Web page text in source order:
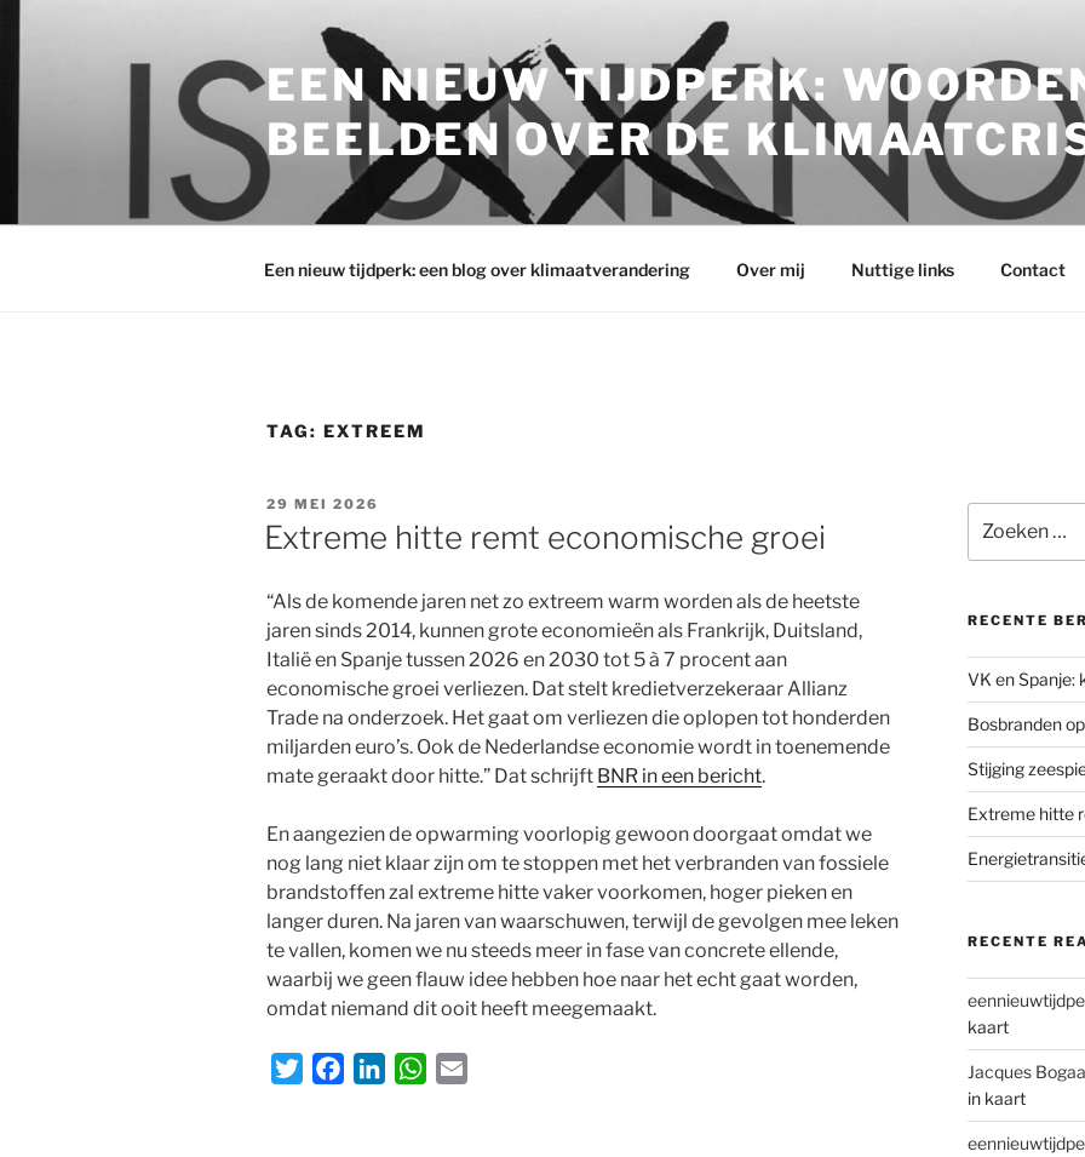
EEN NIEUW TIJDPERK:
BEELDEN OVER DE
Een nieuw tijdperk: een blog over klimaatverandering Over mij Nuttige links Contact
TAG: EXTREEM
GEPLAATST
OP
29 MEI 2026
Extreme hitte remt economische groei
“Als de komende jaren net zo extreem warm worden als de heetste
jaren sinds 2014, kunnen grote economieën als Frankrijk, Duitsland,
Italië en Spanje tussen 2026 en 2030 tot 5 à 7 procent aan
economische groei verliezen. Dat stelt kredietverzekeraar Allianz
Trade na onderzoek. Het gaat om verliezen die oplopen tot honderden
miljarden euro’s. Ook de Nederlandse economie wordt in toenemende
mate geraakt door hitte.” Dat schrijft BNR in een bericht.
En aangezien de opwarming voorlopig gewoon doorgaat omdat we
nog lang niet klaar zijn om te stoppen met het verbranden van fossiele
brandstoffen zal extreme hitte vaker voorkomen, hoger pieken en
langer duren. Na jaren van waarschuwen, terwijl de gevolgen mee leken
te vallen, komen we nu steeds meer in fase van concrete ellende,
waarbij we geen flauw idee hebben hoe naar het echt gaat worden,
omdat niemand dit ooit heeft meegemaakt.
W
naar:
RECENTE
VK en Spanje:
Bosbranden
Stijging
Extreme hitte
RECENTE
kaart
Jacques
in kaart